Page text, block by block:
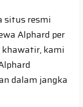
situs resmi
Alphard per
khawatir, kami
dalam jangka